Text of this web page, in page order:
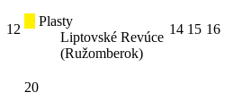
12
Plasty
Liptovské Revúce
(Ružomberok)
14 15 16
20